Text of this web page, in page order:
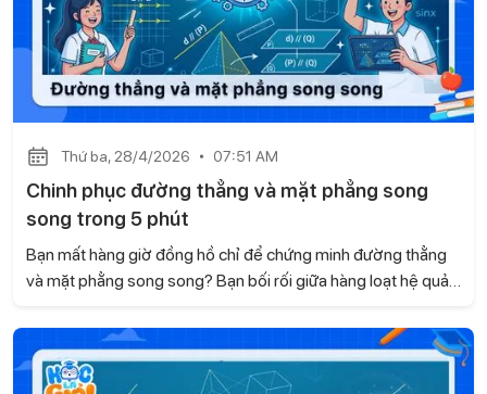
Thứ ba, 28/4/2026 07:51 AM
Chinh phục đường thẳng và mặt phẳng song
song trong 5 phút
Bạn mất hàng giờ đồng hồ chỉ để chứng minh đường thẳng
và mặt phẳng song song? Bạn bối rối giữa hàng loạt hệ quả
Giỏi sẽ cùng bạn tối ưu hóa kiến thức, mẹo nhận diện và
hướng dẫn chi tiết cách xử lý bài tập liên quan.